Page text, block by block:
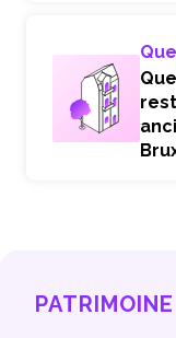
PATRIMOINE